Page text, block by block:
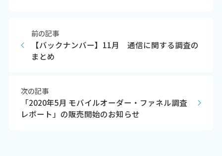
前の記事
【バックナンバー】11月 通信に関する調査の
まとめ
次の記事
「2020年5月 モバイルオーダー・ファネル調査
レポート」の販売開始のお知らせ